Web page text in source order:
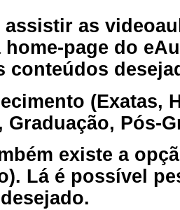
assistir as
page do
conteúdos
(Exatas,
Graduação, Pós-
existe a
Lá é possível